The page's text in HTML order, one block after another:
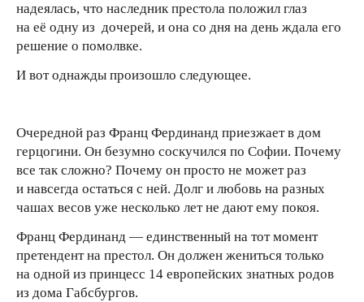
надеялась, что наследник престола положил глаз
на её одну из дочерей, и она со дня на день ждала его
решение о помолвке.
И вот однажды произошло следующее.
Очередной раз Франц Фердинанд приезжает в дом
герцогини. Он безумно соскучился по Софии. Почему
все так сложно? Почему он просто не может раз
и навсегда остаться с ней. Долг и любовь на разных
чашах весов уже несколько лет не дают ему покоя.
Франц Фердинанд — единственный на тот момент
претендент на престол. Он должен жениться только
на одной из принцесс 14 европейских знатных родов
из дома Габсбургов.